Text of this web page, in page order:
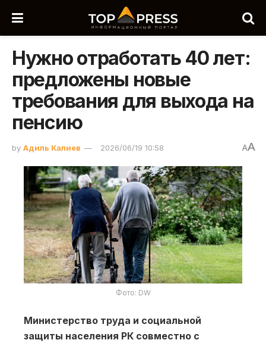
Нужно отработать 40 лет:
предложены новые
требования для выхода на
пенсию
by Адиль Калиев 2026/06/19 10:58 AA
Фото: DW
Министерство труда и социальной
защиты населения РК совместно с